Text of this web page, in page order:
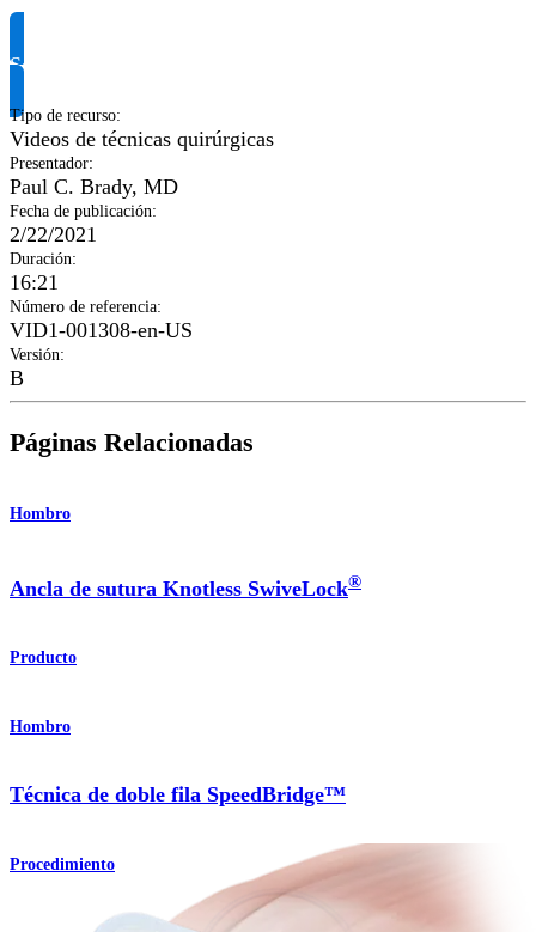
Solicitar información del producto
Tipo de recurso:
Videos de técnicas quirúrgicas
Presentador:
Paul C. Brady, MD
Fecha de publicación:
2/22/2021
Duración:
16:21
Número de referencia:
VID1-001308-en-US
Versión:
B
Páginas Relacionadas
Hombro
Ancla de sutura Knotless SwiveLock®
Producto
Hombro
Técnica de doble fila SpeedBridge™
Procedimiento